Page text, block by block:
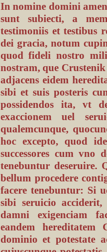
In nomine domini
sunt subiecti, a
testimoniis et testibus
dei gracia, notum
quod fideli nostro
nostram, que
adjacens eidem
sibi et suis posteris
possidendos ita, vt
exaccionem uel
qualemcunque,
hoc excepto, quod
successores cum
tenebuntur deseruire.
bellum procedere
facere tenebuntur: Si
sibi seruicio
damni exigenciam
eandem
dominio et potestate